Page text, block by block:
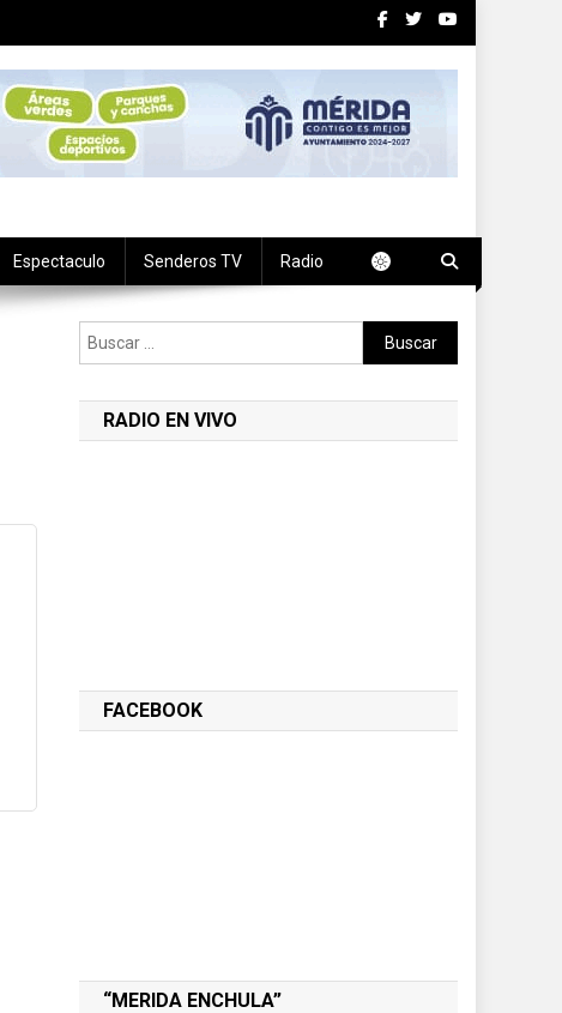
Espectaculo Senderos TV Radio
Buscar:
RADIO EN VIVO
FACEBOOK
“MERIDA ENCHULA”